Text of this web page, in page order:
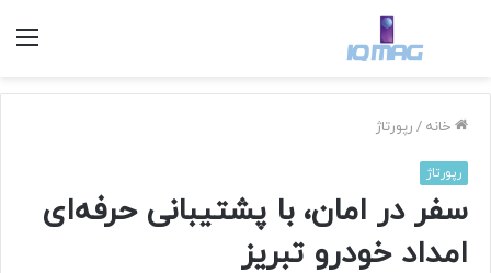
خانه / رپورتاژ
رپورتاژ
سفر در امان، با پشتیبانی حرفه‌ای
امداد خودرو تبریز